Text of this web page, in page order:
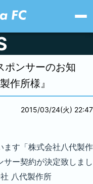
ポンサーのお知
作所様』
2015/03/24(火) 22:47
ます「株式会社八代製作
サー契約が決定致しまし
八代製作所